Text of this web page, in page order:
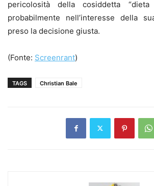
pericolosità della cosiddetta
probabilmente nell’interesse della
preso la decisione giusta.
(Fonte: Screenrant)
TAGS Christian Bale